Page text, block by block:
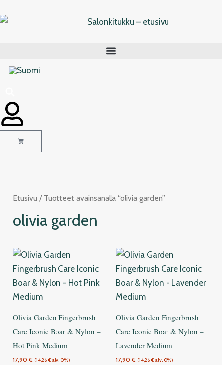
sisältöön
Cart
Etusivu / Tuotteet avainsanalla “olivia garden”
olivia garden
Olivia Garden Fingerbrush
Care Iconic Boar & Nylon –
Hot Pink Medium
17,90€ (14,26€ alv. 0%)
Olivia Garden Fingerbrush
Care Iconic Boar & Nylon –
Lavender Medium
17,90€ (14,26€ alv. 0%)